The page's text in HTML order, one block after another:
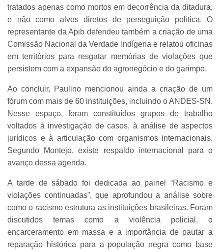
tratados apenas como mortos em decorrência da ditadura,
e não como alvos diretos de perseguição política. O
representante da Apib defendeu também a criação de uma
Comissão Nacional da Verdade Indígena e relatou oficinas
em territórios para resgatar memórias de violações que
persistem com a expansão do agronegócio e do garimpo.
Ao concluir, Paulino mencionou ainda a criação de um
fórum com mais de 60 instituições, incluindo o ANDES-SN.
Nesse espaço, foram constituídos grupos de trabalho
voltados à investigação de casos, à análise de aspectos
jurídicos e à articulação com organismos internacionais.
Segundo Montejo, existe respaldo internacional para o
avanço dessa agenda.
A tarde de sábado foi dedicada ao painel “Racismo e
violações continuadas”, que aprofundou a análise sobre
como o racismo estrutura as instituições brasileiras. Foram
discutidos temas como a violência policial, o
encarceramento em massa e a importância de pautar a
reparação histórica para a população negra como base